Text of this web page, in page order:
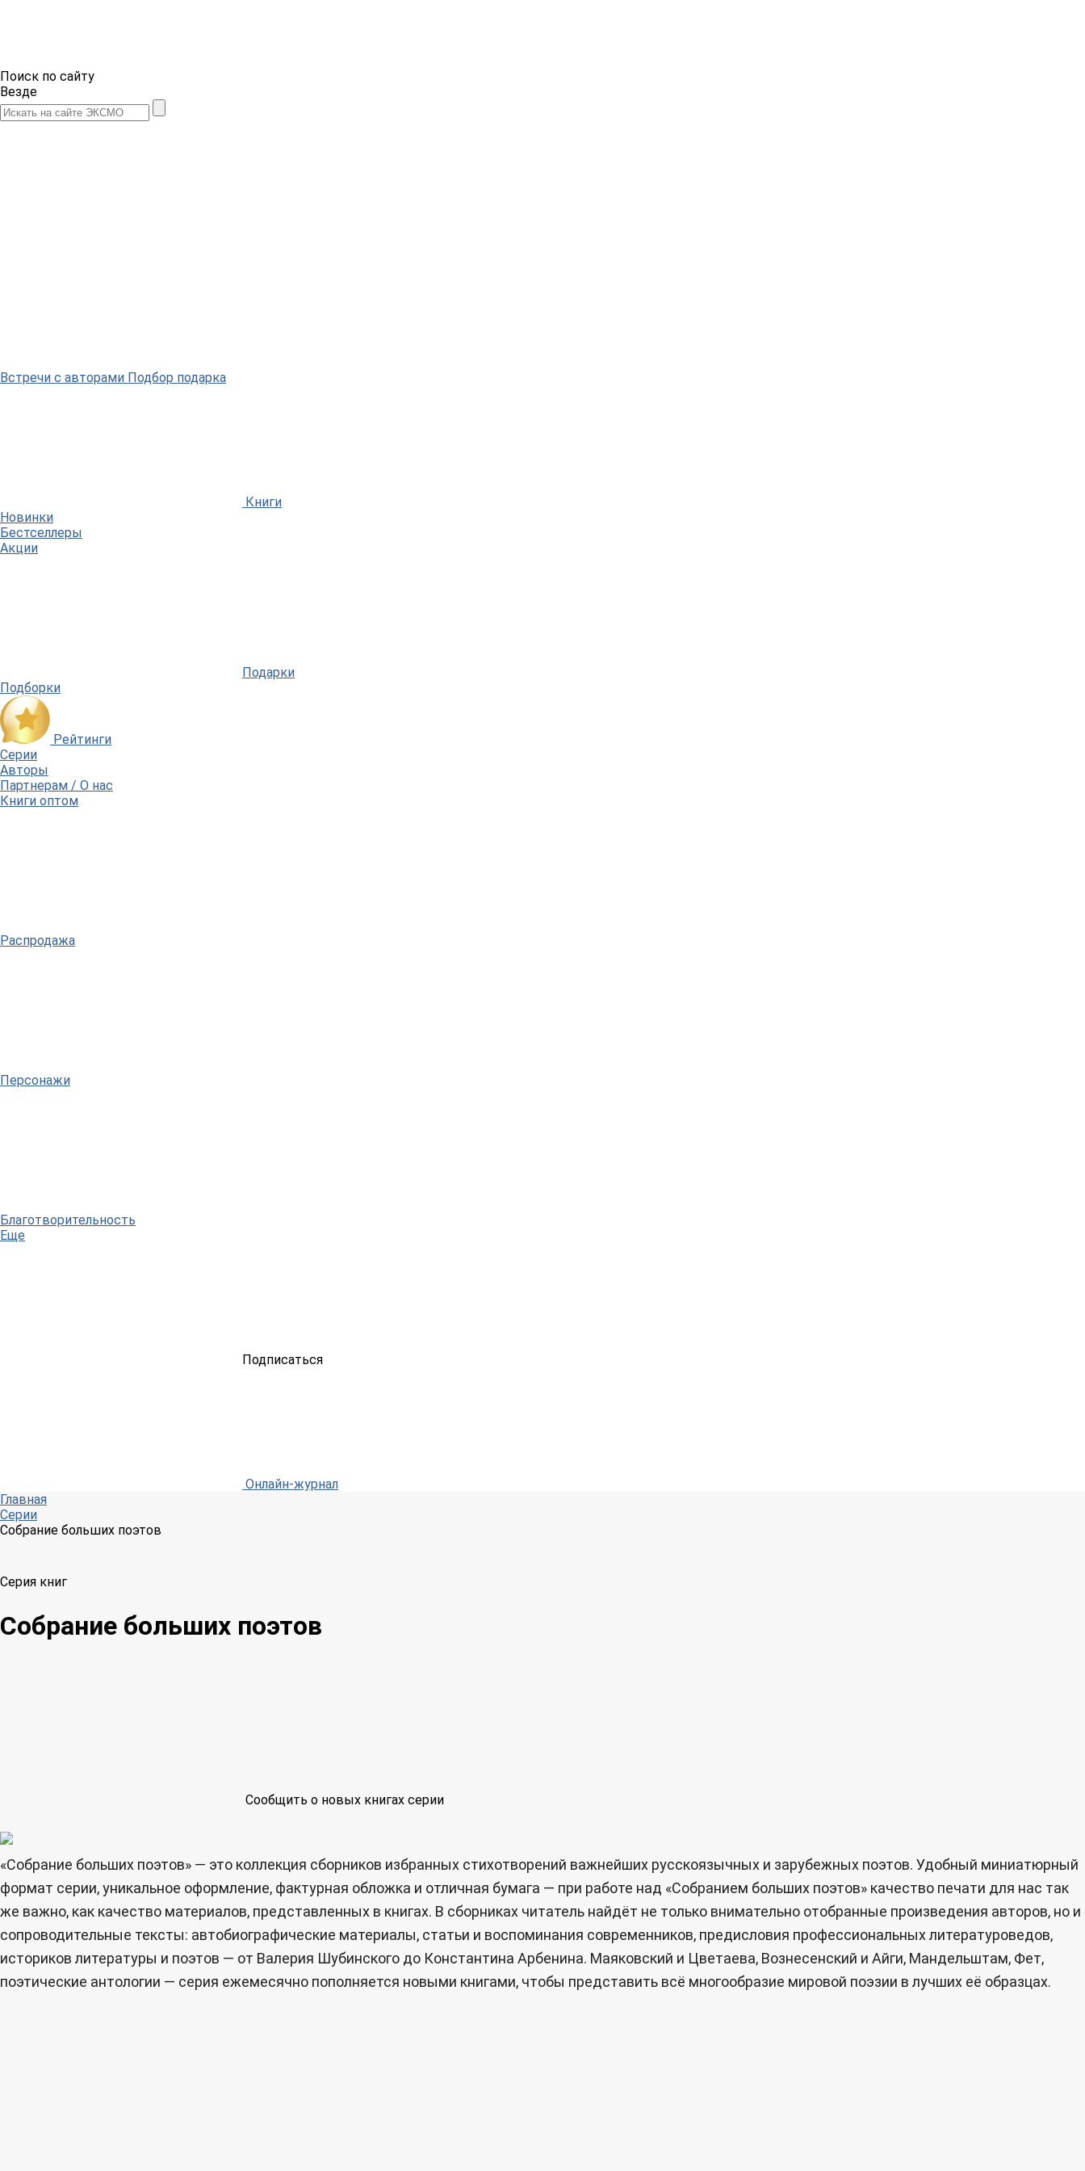
Поиск по сайту
Везде
Встречи с авторами Подбор подарка
Книги
Новинки
Бестселлеры
Акции
Подарки
Подборки
Рейтинги
Серии
Авторы
Партнерам / О нас
Книги оптом
Распродажа
Персонажи
Благотворительность
Еще
Подписаться
Онлайн-журнал
Главная
Серии
Собрание больших поэтов
Серия книг
Собрание больших поэтов
Сообщить о новых книгах серии
«Собрание больших поэтов» — это коллекция сборников избранных стихотворений важнейших русскоязычных и зарубежных поэтов. Удобный миниатюрный
формат серии, уникальное оформление, фактурная обложка и отличная бумага — при работе над «Собранием больших поэтов» качество печати для нас так
же важно, как качество материалов, представленных в книгах. В сборниках читатель найдёт не только внимательно отобранные произведения авторов, но и
сопроводительные тексты: автобиографические материалы, статьи и воспоминания современников, предисловия профессиональных литературоведов,
историков литературы и поэтов — от Валерия Шубинского до Константина Арбенина. Маяковский и Цветаева, Вознесенский и Айги, Мандельштам, Фет,
поэтические антологии — серия ежемесячно пополняется новыми книгами, чтобы представить всё многообразие мировой поэзии в лучших её образцах.